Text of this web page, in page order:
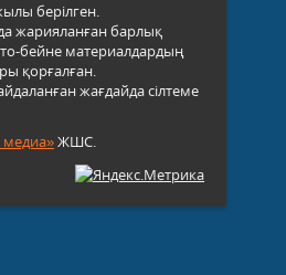
берілген.
жарияланған барлық
бейне материалдардың
қорғалған.
жағдайда сілтеме
ЖШС.